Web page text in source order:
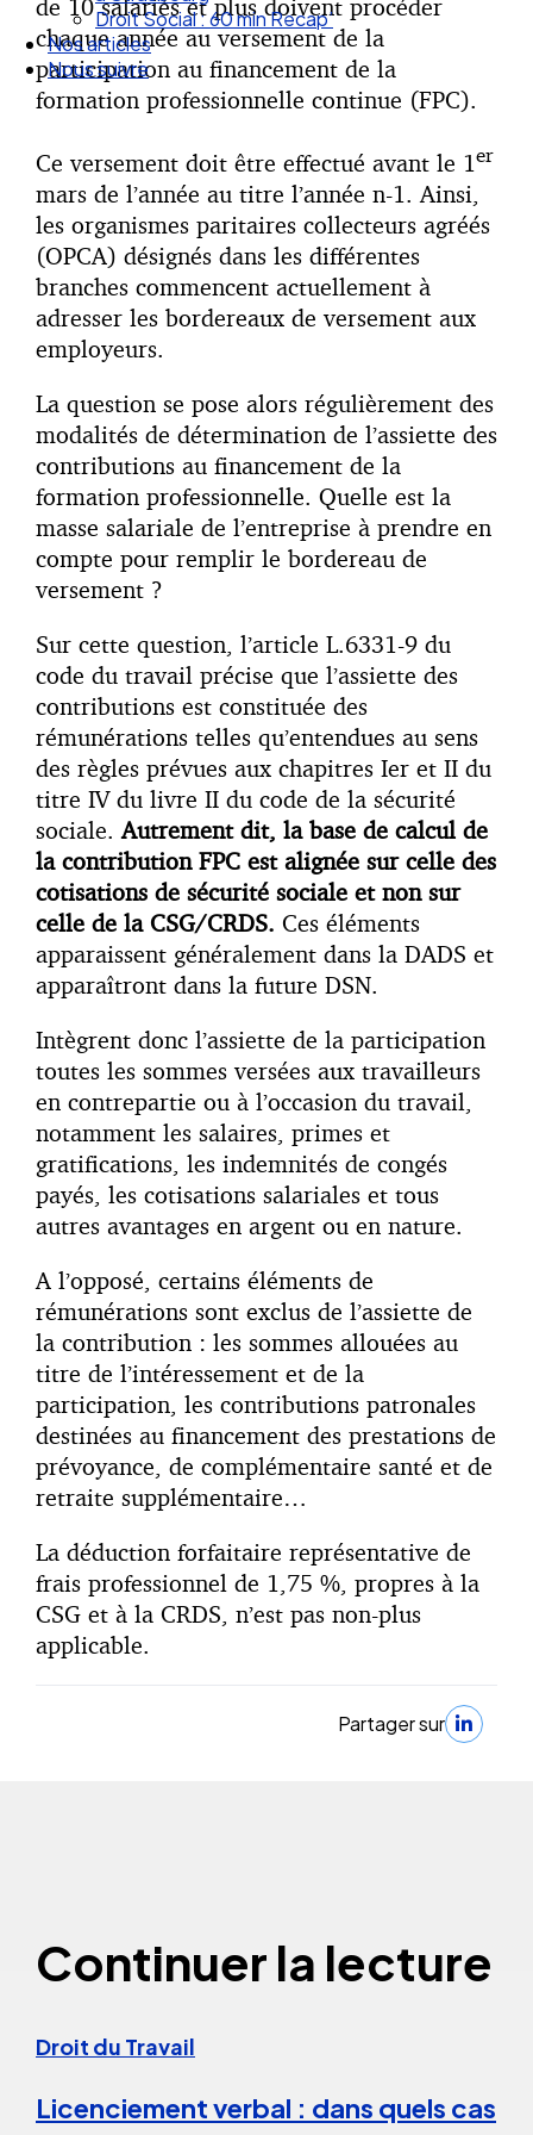
Nos articles
Nous suivre
de 10 salariés et plus doivent procéder
chaque année au versement de la
participation au financement de la
formation professionnelle continue (FPC).
Ce versement doit être effectué avant le 1 er
mars de l’année au titre l’année n-1. Ainsi,
les organismes paritaires collecteurs agréés
(OPCA) désignés dans les différentes
branches commencent actuellement à
adresser les bordereaux de versement aux
employeurs.
La question se pose alors régulièrement des
modalités de détermination de l’assiette des
contributions au financement de la
formation professionnelle. Quelle est la
masse salariale de l’entreprise à prendre en
compte pour remplir le bordereau de
versement ?
Sur cette question, l’article L.6331-9 du
code du travail précise que l’assiette des
contributions est constituée des
rémunérations telles qu’entendues au sens
des règles prévues aux chapitres Ier et II du
titre IV du livre II du code de la sécurité
sociale.Autrement dit, la base de calcul de
la contribution FPC est alignée sur celle des
cotisations de sécurité sociale et non sur
celle de la CSG/CRDS. Ces éléments
apparaissent généralement dans la DADS et
apparaîtront dans la future DSN.
Intègrent donc l’assiette de la participation
toutes les sommes versées aux travailleurs
en contrepartie ou à l’occasion du travail,
notamment les salaires, primes et
gratifications, les indemnités de congés
payés, les cotisations salariales et tous
autres avantages en argent ou en nature.
A l’opposé, certains éléments de
rémunérations sont exclus de l’assiette de
la contribution : les sommes allouées au
titre de l’intéressement et de la
participation, les contributions patronales
destinées au financement des prestations de
prévoyance, de complémentaire santé et de
retraite supplémentaire…
La déduction forfaitaire représentative de
frais professionnel de 1,75 %, propres à la
CSG et à la CRDS, n’est pas non-plus
applicable.
Partager sur
Continuer la lecture
Droit du Travail
Licenciement verbal : dans quels cas